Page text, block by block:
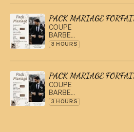
PACK MARIAGE
COUPE
BARBE
BEUSHING
SOIN DE VISAGE
3 HOURS
PACK MARIAGE
COUPE
BARBE
BRUSHING
SOIN DE VISAGE
3 HOURS